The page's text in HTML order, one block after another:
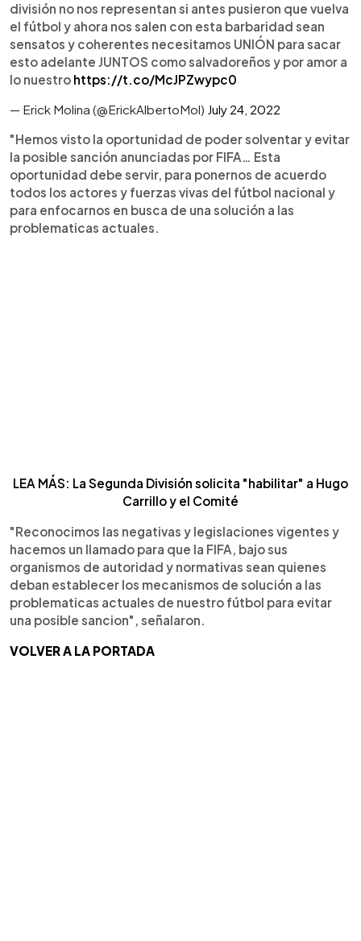
división no nos representan si antes pusieron que vuelva
el fútbol y ahora nos salen con esta barbaridad sean
sensatos y coherentes necesitamos UNIÓN para sacar
esto adelante JUNTOS como salvadoreños y por amor a
lo nuestro https://t.co/McJPZwypc0
— Erick Molina (@ErickAlbertoMol) July 24, 2022
"Hemos visto la oportunidad de poder solventar y evitar
la posible sanción anunciadas por FIFA… Esta
oportunidad debe servir, para ponernos de acuerdo
todos los actores y fuerzas vivas del fútbol nacional y
para enfocarnos en busca de una solución a las
problematicas actuales.
LEA MÁS: La Segunda División solicita "habilitar" a Hugo
Carrillo y el Comité
"Reconocimos las negativas y legislaciones vigentes y
hacemos un llamado para que la FIFA, bajo sus
organismos de autoridad y normativas sean quienes
deban establecer los mecanismos de solución a las
problematicas actuales de nuestro fútbol para evitar
una posible sancion", señalaron.
VOLVER A LA PORTADA